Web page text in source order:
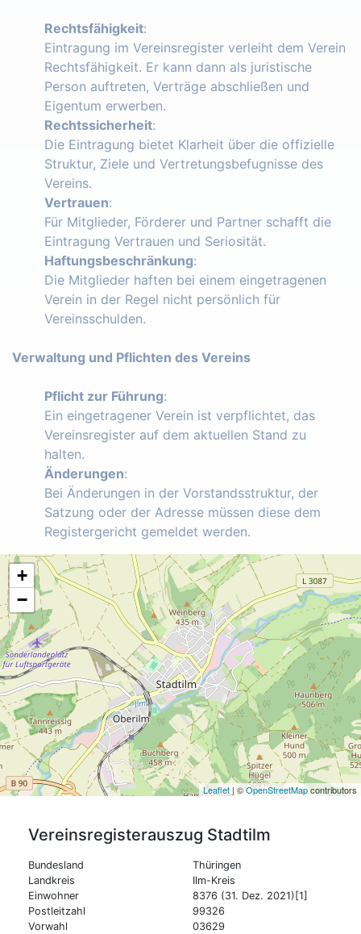
Rechtsfähigkeit:
Eintragung im Vereinsregister verleiht dem Verein
Rechtsfähigkeit. Er kann dann als juristische
Person auftreten, Verträge abschließen und
Eigentum erwerben.
Rechtssicherheit:
Die Eintragung bietet Klarheit über die offizielle
Struktur, Ziele und Vertretungsbefugnisse des
Vereins.
Vertrauen:
Für Mitglieder, Förderer und Partner schafft die
Eintragung Vertrauen und Seriosität.
Haftungsbeschränkung:
Die Mitglieder haften bei einem eingetragenen
Verein in der Regel nicht persönlich für
Vereinsschulden.
Verwaltung und Pflichten des Vereins
Pflicht zur Führung:
Ein eingetragener Verein ist verpflichtet, das
Vereinsregister auf dem aktuellen Stand zu
halten.
Änderungen:
Bei Änderungen in der Vorstandsstruktur, der
Satzung oder der Adresse müssen diese dem
Registergericht gemeldet werden.
+
−
Leaflet | ©OpenStreetMapcontributors
Vereinsregisterauszug Stadtilm
Bundesland
Thüringen
Landkreis
Ilm-Kreis
Einwohner
8376 (31. Dez. 2021)[1]
Postleitzahl
99326
Vorwahl
03629